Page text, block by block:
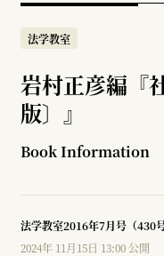
法学教室
岩村正彦編『
版〕』
Book Information
法学教室2016年7月号（430
2024年 11月15日 13:00 公開